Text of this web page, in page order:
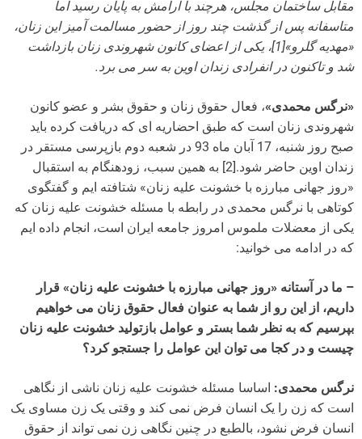
مقابل ساختمان مجلس، هرچند با آرامش به پایان رسید اما
متاسفانه پس از گذشت چند روز از حضور مسالمت آمیز این زنان،
«مهدیه گلرو»[1]، یکی از اعضای کانون شهروندی زنان بازداشت
شد و تاکنون در انفرادی زندان اوین به سر می برد.
«نرگس محمدی»، فعال حقوق زنان و حقوق بشر و عضو کانون
شهروندی زنان است که طبق احضاریه ای که دریافت کرده باید
صبح روز شنبه، 17 آبان ماه 93 در شعبه دوم بازپرسی مستقر در
زندان اوین حاضر شود.[2] به همین سبب، زودهنگام به استقبال
«روز جهانی مبارزه با خشونت علیه زنان» شتافته ایم و گفتگوی
کوتاهی با نرگس محمدی در رابطه با مسئله خشونت علیه زنان که
یکی از معضلات ملموس امروز جامعه ایران است، انجام داده ایم
که در ادامه می خوانید:
– ما در آستانه «روز جهانی مبارزه با خشونت علیه زنان» قرار
داریم، از این رو از شما به عنوان فعال حقوق زنان می خواهیم
بپرسیم که به نظر شما بستر و عوامل بازتولید خشونت علیه زنان
چیست و در کجا می توان این عوامل را جستجو کرد؟
نرگس محمدی: اساسا مسئله خشونت علیه زنان ناشی از نگاهی
است که زن را یک انسان فرض نمی کند و وقتی یک زن مساوی یک
انسان فرض نشود، بالطبع در چنین نگاهی زن نمی تواند از حقوق